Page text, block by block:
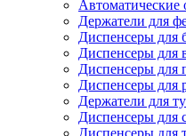
Автоматические
Держатели для
Диспенсеры для
Диспенсеры для
Диспенсеры для
Диспенсеры для
Держатели для
Диспенсеры для